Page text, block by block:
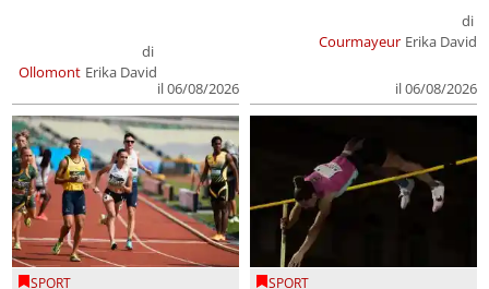
Ollomont
di
Erika David
il 06/08/2026
Courmayeur
di
Erika David
il 06/08/2026
SPORT SPORT